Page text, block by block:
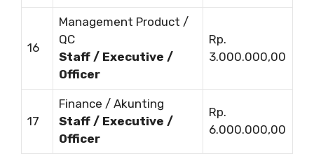
16
Management Product /
QC
Staff / Executive /
Officer
Rp.
3.000.000,00
17
Finance / Akunting
Staff / Executive /
Officer
Rp.
6.000.000,00